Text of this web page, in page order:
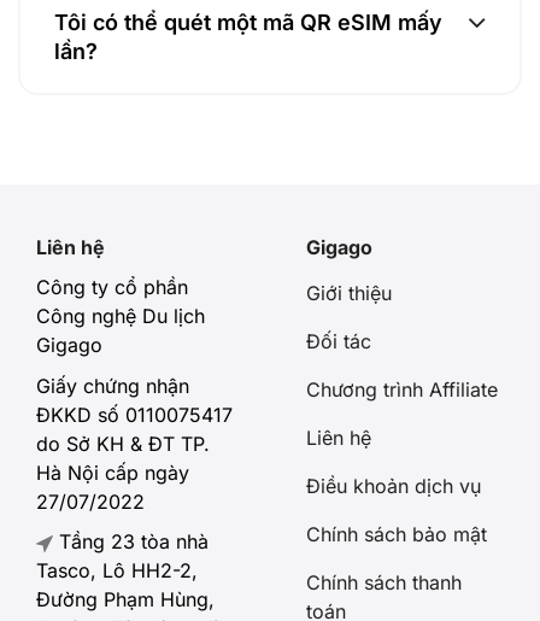
Tôi có thể quét một mã QR eSIM mấy
lần?
Liên hệ
Công ty cổ phần
Công nghệ Du lịch
Gigago
Giấy chứng nhận
ĐKKD số 0110075417
do Sở KH & ĐT TP.
Hà Nội cấp ngày
27/07/2022
Tầng 23 tòa nhà
Tasco, Lô HH2-2,
Đường Phạm Hùng,
Gigago
Giới thiệu
Đối tác
Chương trình Affiliate
Liên hệ
Điều khoản dịch vụ
Chính sách bảo mật
Chính sách thanh
toán